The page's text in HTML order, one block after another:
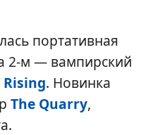
портативная
2-м — вампирский
Rising. Новинка
The Quarry,